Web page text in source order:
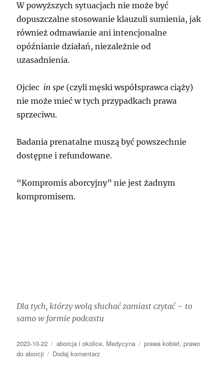
W powyższych sytuacjach nie może być
dopuszczalne stosowanie klauzuli sumienia, jak
również odmawianie ani intencjonalne
opóźnianie działań, niezależnie od
uzasadnienia.
Ojciec in spe (czyli męski współsprawca ciąży)
nie może mieć w tych przypadkach prawa
sprzeciwu.
Badania prenatalne muszą być powszechnie
dostępne i refundowane.
“Kompromis aborcyjny” nie jest żadnym
kompromisem.
Dla tych, którzy wolą słuchać zamiast czytać – to
samo w formie podcastu
Data
publikacji
2023-10-22 Kategorie
aborcja i okolice, Medycyna Tagi
prawa kobiet,prawo
do aborcji
Dodaj komentarz